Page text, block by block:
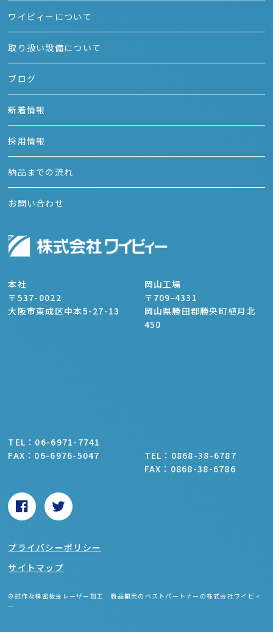
ワイビィーについて
取り扱い設備について
ブログ
新着情報
採用情報
納品までの流れ
お問い合わせ
本社
〒537-0022
大阪市東成区中本5-27-13
TEL：06-6971-7741
FAX：06-6976-5047
岡山工場
〒709-4331
岡山県勝田郡勝央町植月北
450
TEL：0868-38-6787
FAX：0868-38-6786
プライバシーポリシー
サイトマップ
©試作及精密板金レーザー加工 商品開発のベストパートナーの株式会社ワイビィ
ー